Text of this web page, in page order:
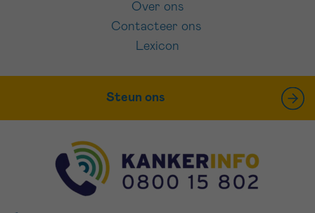
Over ons
Contacteer ons
Lexicon
Steun ons